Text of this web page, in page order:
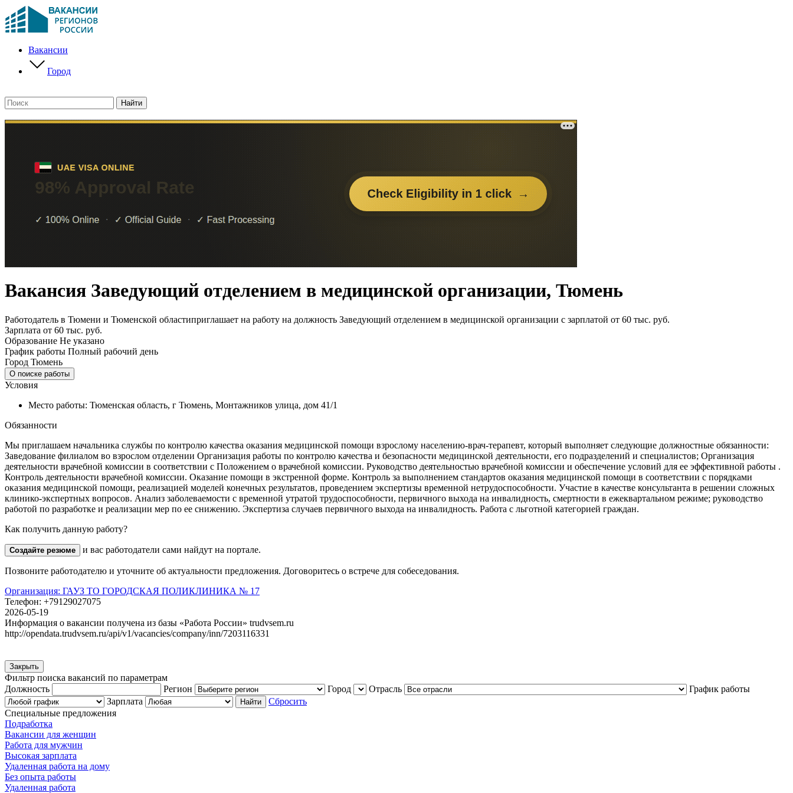
Вакансии
Город
Вакансия Заведующий отделением в медицинской организации, Тюмень
Работодатель в Тюмени и Тюменской областиприглашает на работу на должность Заведующий отделением в медицинской организации с зарплатой от 60 тыс. руб.
Зарплата от 60 тыс. руб.
Образование Не указано
График работы Полный рабочий день
Город Тюмень
О поиске работы
Условия
Место работы: Тюменская область, г Тюмень, Монтажников улица, дом 41/1
Обязанности
Мы приглашаем начальника службы по контролю качества оказания медицинской помощи взрослому населению-врач-терапевт, который выполняет следующие должностные обязанности:
Заведование филиалом во взрослом отделении Организация работы по контролю качества и безопасности медицинской деятельности, его подразделений и специалистов; Организация
деятельности врачебной комиссии в соответствии с Положением о врачебной комиссии. Руководство деятельностью врачебной комиссии и обеспечение условий для ee эффективной работы .
Контроль деятельности врачебной комиссии. Оказание помощи в экстренной форме. Контроль за выполнением стандартов оказания медицинской помощи в соответствии с порядками
оказания медицинской помощи, реализацией моделей конечных результатов, проведением экспертизы временной нетрудоспособности. Участие в качестве консультанта в решении сложных
клинико-экспертных вопросов. Анализ заболеваемости с временной утратой трудоспособности, первичного выхода на инвалидность, смертности в ежеквартальном режиме; руководство
работой по разработке и реализации мер по ее снижению. Экспертиза случаев первичного выхода на инвалидность. Работа с льготной категорией граждан.
Как получить данную работу?
Создайте резюме и вас работодатели сами найдут на портале.
Позвоните работодателю и уточните об актуальности предложения. Договоритесь о встрече для собеседования.
Организация: ГАУЗ ТО ГОРОДСКАЯ ПОЛИКЛИНИКА № 17
Телефон: +79129027075
2026-05-19
Информация о вакансии получена из базы «Работа России» trudvsem.ru
http://opendata.trudvsem.ru/api/v1/vacancies/company/inn/7203116331
Закрыть
Фильтр поиска вакансий по параметрам
Должность
Регион Город Отрасль
График работы
Зарплата
Сбросить
Специальные предложения
Подработка
Вакансии для женщин
Работа для мужчин
Высокая зарплата
Удаленная работа на дому
Без опыта работы
Удаленная работа